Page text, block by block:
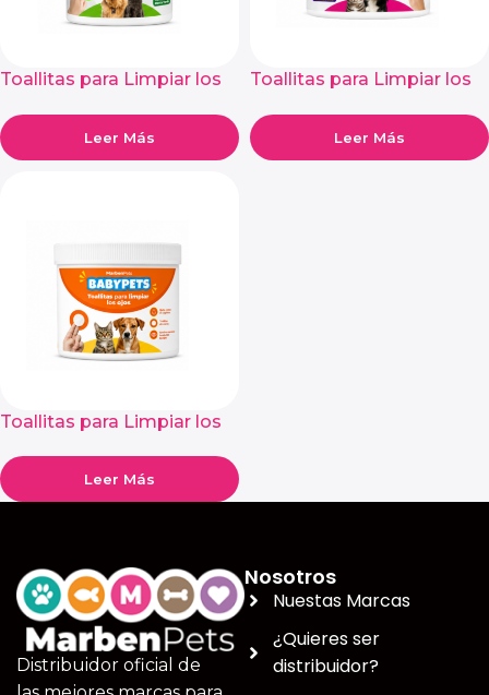
Toallitas para Limpiar los
Unidades Leer Más
Toallitas para Limpiar los
Unidades Leer Más
Toallitas para Limpiar los
Unidades Leer Más
Distribuidor oficial de
Nosotros
Nuestas Marcas
¿Quieres ser
distribuidor?